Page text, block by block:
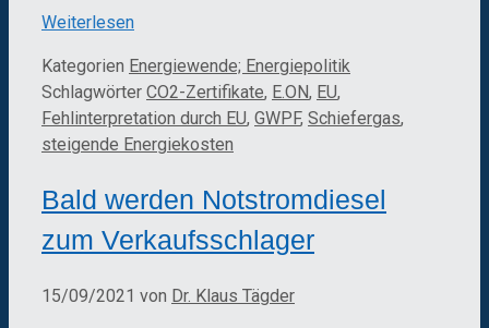
Weiterlesen
Kategorien Energiewende; Energiepolitik
Schlagwörter CO2-Zertifikate, E.ON, EU,
Fehlinterpretation durch EU, GWPF, Schiefergas,
steigende Energiekosten
Bald werden Notstromdiesel
zum Verkaufsschlager
15/09/2021 von Dr. Klaus Tägder